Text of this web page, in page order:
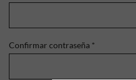
Confirmar contraseña *